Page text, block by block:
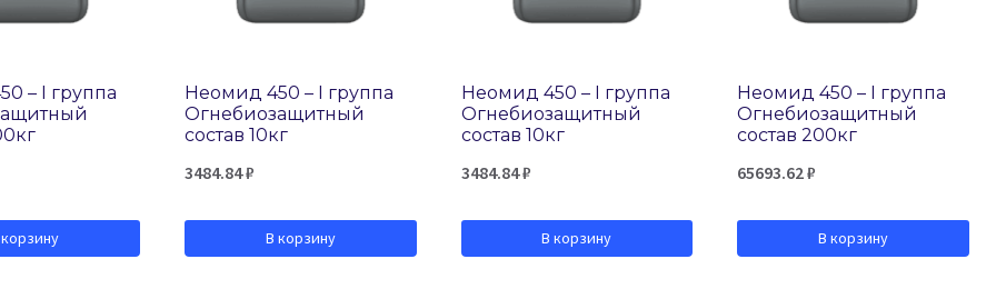
– I группа
Неомид 450 – I группа
Огнебиозащитный
состав 10кг
3484.84₽
В корзину
Неомид 450 – I группа
Огнебиозащитный
состав 10кг
3484.84₽
В корзину
Неомид 450 – I группа
Огнебиозащитный
состав 200кг
65693.62₽
В корзину